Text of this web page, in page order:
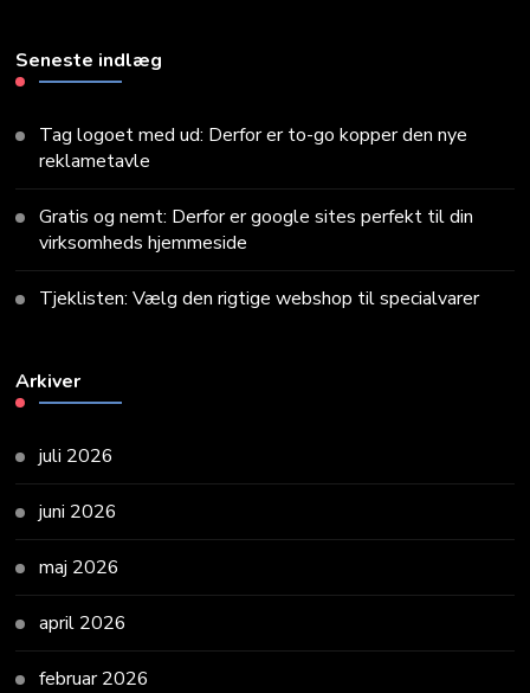
Seneste indlæg
Tag logoet med ud: Derfor er to-go kopper den nye
reklametavle
Gratis og nemt: Derfor er google sites perfekt til din
virksomheds hjemmeside
Tjeklisten: Vælg den rigtige webshop til specialvarer
Arkiver
juli 2026
juni 2026
maj 2026
april 2026
februar 2026